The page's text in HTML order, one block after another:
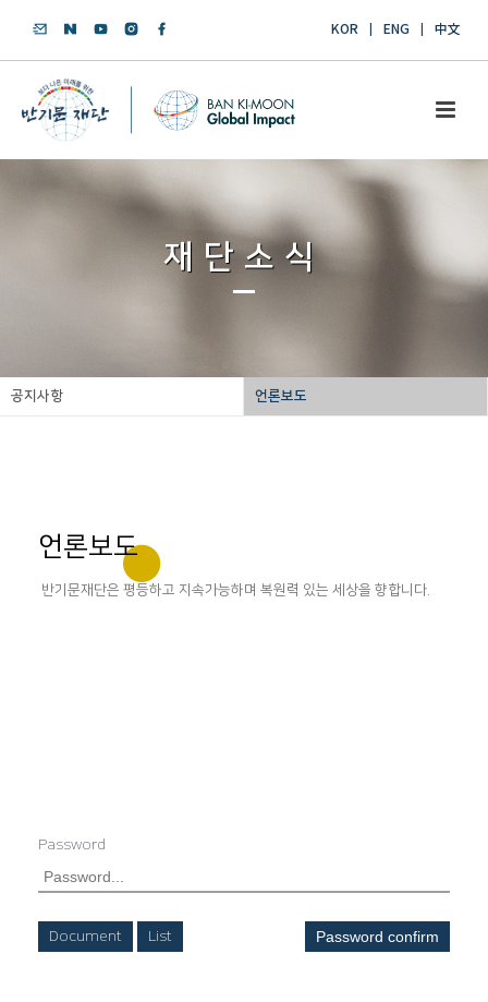
KOR ENG 中文
재단소식
공지사항 언론보도
언론보도
반기문재단은 평등하고 지속가능하며 복원력 있는 세상을 향합니다.
Password
Document List Password confirm